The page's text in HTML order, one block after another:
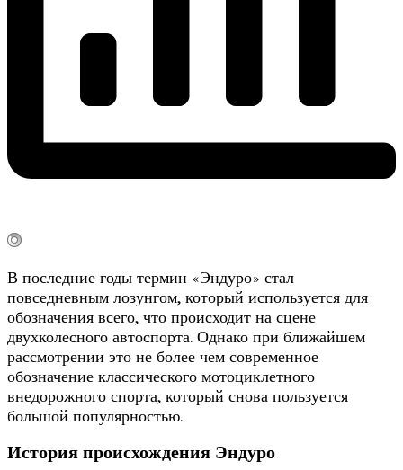
В последние годы термин «Эндуро» стал
повседневным лозунгом, который используется для
обозначения всего, что происходит на сцене
двухколесного автоспорта. Однако при ближайшем
рассмотрении это не более чем современное
обозначение классического мотоциклетного
внедорожного спорта, который снова пользуется
большой популярностью.
История происхождения Эндуро